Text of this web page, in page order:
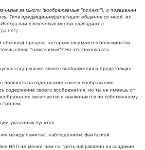
ээ мысли (воображаемые "ролики"), о поведении
Типа предвидения/репетиции общения со мной, их
они в ключевых местах совпадают с
нет).
обычный процесс, которым занимаются большинство
слово "навязчивые"? На что похожа эта
содержание своего воображения о предстоящих
на содержание своего воображения
содержание своего воображения, но ты не имеешь от
включается и выключается по собственному
указанных пунктов.
между памятью, наблюдением, фантазией.
НЛП не менее чем на треть направлено на создание